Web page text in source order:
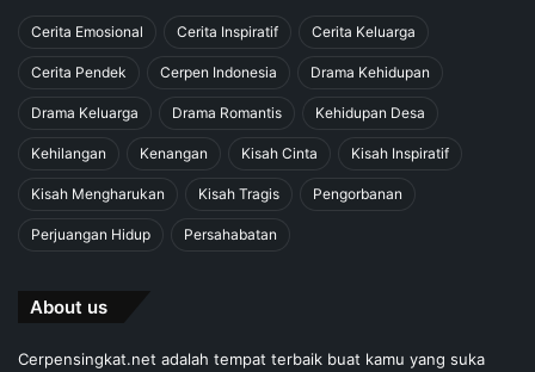
Cerita Emosional Cerita Inspiratif Cerita Keluarga
Cerita Pendek Cerpen Indonesia Drama Kehidupan
Drama Keluarga Drama Romantis Kehidupan Desa
Kehilangan Kenangan Kisah Cinta Kisah Inspiratif
Kisah Mengharukan Kisah Tragis Pengorbanan
Perjuangan Hidup Persahabatan
About us
Cerpensingkat.net adalah tempat terbaik buat kamu yang suka